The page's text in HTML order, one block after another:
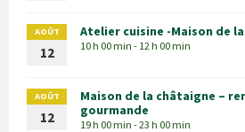
AOÛT
12
Atelier cuisine -Maison de
10 h 00 min - 12 h 00 min
AOÛT
12
Maison de la châtaigne –
gourmande
19 h 00 min - 23 h 00 min